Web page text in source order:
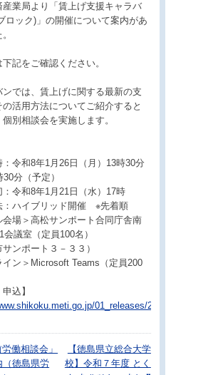
産業局より「賃上げ支援キャラバ
ロック)」の開催について案内があ
記をご確認ください。
ンでは、賃上げに関する最新の支
の活用方法についてご紹介すると
個別相談会を実施します。
：令和8年1月26日（月）13時30分
分（予定）
：令和8年1月21日（水）17時
：ハイブリッド開催 ※先着順
会場＞高松サンポート合同庁舎南
会議室（定員100名）
サンポート３－３３）
イン＞Microsoft Teams（定員200
申込】
01_releases/2025/12/
労働相談会」
（徳島県労
【徳島県立総合大学
校】令和７年度 とく